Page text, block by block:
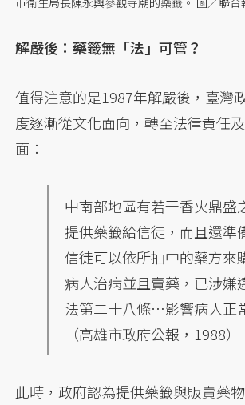
解嚴後：藥籤無「法」可管？
值得注意的是1987年解嚴後，臺灣
度逐漸從文化面向，轉至法律責任
面：
中南部地區有若干香火鼎盛
提供藥籤給信徒，而且還準
信徒可以依所抽中的藥方
病人治病並且賣藥，已涉嫌
法第二十八條…影響病人正
（高雄市政府公報，1988）
此時，政府認為提供藥籤與販賣藥